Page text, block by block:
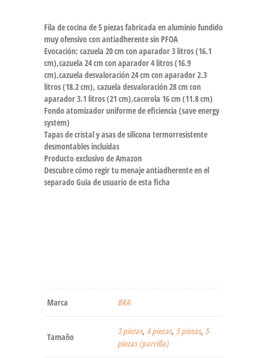
Fila de cocina de 5 piezas fabricada en aluminio fundido
muy ofensivo con antiadherente sin PFOA
Evocación: cazuela 20 cm con aparador 3 litros (16.1
cm),cazuela 24 cm con aparador 4 litros (16.9
cm),cazuela desvaloración 24 cm con aparador 2.3
litros (18.2 cm), cazuela desvaloración 28 cm con
aparador 3.1 litros (21 cm),cacerola 16 cm (11.8 cm)
Fondo atomizador uniforme de eficiencia (save energy
system)
Tapas de cristal y asas de silicona termorresistente
desmontables incluidas
Producto exclusivo de Amazon
Descubre cómo regir tu menaje antiadherente en el
separado Guia de usuario de esta ficha
Marca ‎BRA
Tamaño
3 piezas, 4 piezas, 5 piezas, 5
piezas (parrilla)